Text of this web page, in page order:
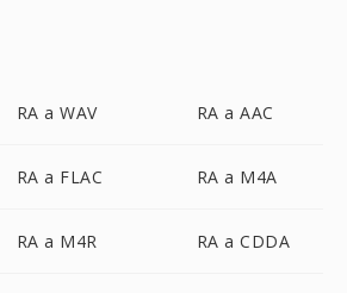
RA a WAV RA a AAC
RA a FLAC RA a M4A
RA a M4R RA a CDDA